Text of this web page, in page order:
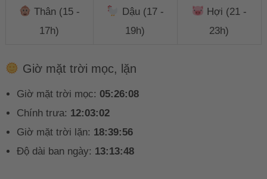
Thân (15 -
17h)
Dậu (17 -
19h)
Hợi (21 -
23h)
Giờ mặt trời mọc, lặn
Giờ mặt trời mọc: 05:26:08
Chính trưa: 12:03:02
Giờ mặt trời lặn: 18:39:56
Độ dài ban ngày: 13:13:48